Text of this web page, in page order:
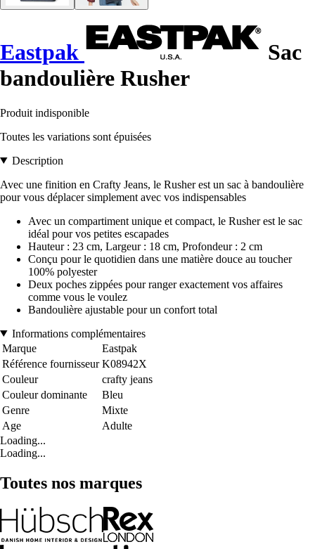
Eastpak
Sac
bandoulière Rusher
Produit indisponible
Toutes les variations sont épuisées
Description
Avec une finition en Crafty Jeans, le Rusher est un sac à bandoulière
pour vous déplacer simplement avec vos indispensables
Avec un compartiment unique et compact, le Rusher est le sac
idéal pour vos petites escapades
Hauteur : 23 cm, Largeur : 18 cm, Profondeur : 2 cm
Conçu pour le quotidien dans une matière douce au toucher
100% polyester
Deux poches zippées pour ranger exactement vos affaires
comme vous le voulez
Bandoulière ajustable pour un confort total
Informations complémentaires
Marque
Eastpak
Référence fournisseur K08942X
Couleur
crafty jeans
Couleur dominante
Bleu
Genre
Mixte
Age
Adulte
Loading...
Loading...
Toutes nos marques